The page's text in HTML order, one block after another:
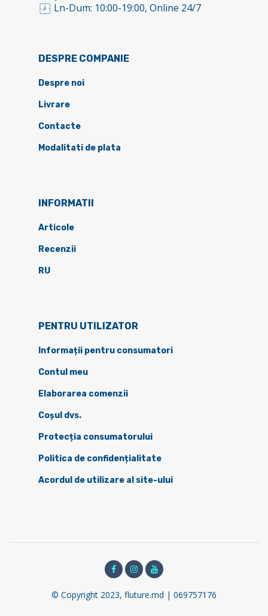
Ln-Dum: 10:00-19:00, Online 24/7
DESPRE COMPANIE
Despre noi
Livrare
Contacte
Modalitati de plata
INFORMATII
Articole
Recenzii
RU
PENTRU UTILIZATOR
Informații pentru consumatori
Contul meu
Elaborarea comenzii
Coșul dvs.
Protecția consumatorului
Politica de confidențialitate
Acordul de utilizare al site-ului
© Copyright 2023, fluture.md | 069757176